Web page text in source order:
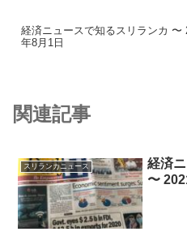
経済ニュースで知るスリランカ 〜
年8月1日
関連記事
スリランカニュース
経済
〜